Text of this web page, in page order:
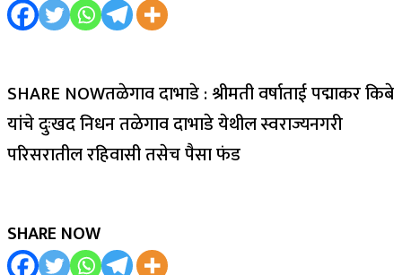
SHARE NOWतळेगाव दाभाडे : श्रीमती वर्षाताई पद्माकर किबे
यांचे दुःखद निधन तळेगाव दाभाडे येथील स्वराज्यनगरी
परिसरातील रहिवासी तसेच पैसा फंड
SHARE NOW